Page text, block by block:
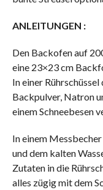
ANLEITUNGEN :
Den Backofen auf
eine 23×23 cm
In einer
Backpulver, Natron
einem Schneebesen
In einem
und dem kalten
Zutaten in die
alles zügig mit dem